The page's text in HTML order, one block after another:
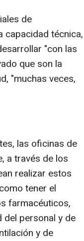
de
capacidad técnica,
"con las
que son la
"muchas veces,
las oficinas de
a través de los
realizar estos
tener el
farmacéuticos,
del personal y de
y de